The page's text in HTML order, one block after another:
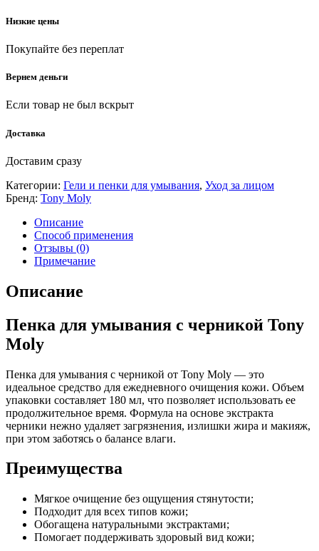
Низкие цены
Покупайте без переплат
Вернем деньги
Если товар не был вскрыт
Доставка
Доставим сразу
Категории: Гели и пенки для умывания, Уход за лицом
Бренд: Tony Moly
Описание
Способ применения
Отзывы (0)
Примечание
Описание
Пенка для умывания с черникой Tony
Moly
Пенка для умывания с черникой от Tony Moly — это
идеальное средство для ежедневного очищения кожи. Объем
упаковки составляет 180 мл, что позволяет использовать ее
продолжительное время. Формула на основе экстракта
черники нежно удаляет загрязнения, излишки жира и макияж,
при этом заботясь о балансе влаги.
Преимущества
Мягкое очищение без ощущения стянутости;
Подходит для всех типов кожи;
Обогащена натуральными экстрактами;
Помогает поддерживать здоровый вид кожи;